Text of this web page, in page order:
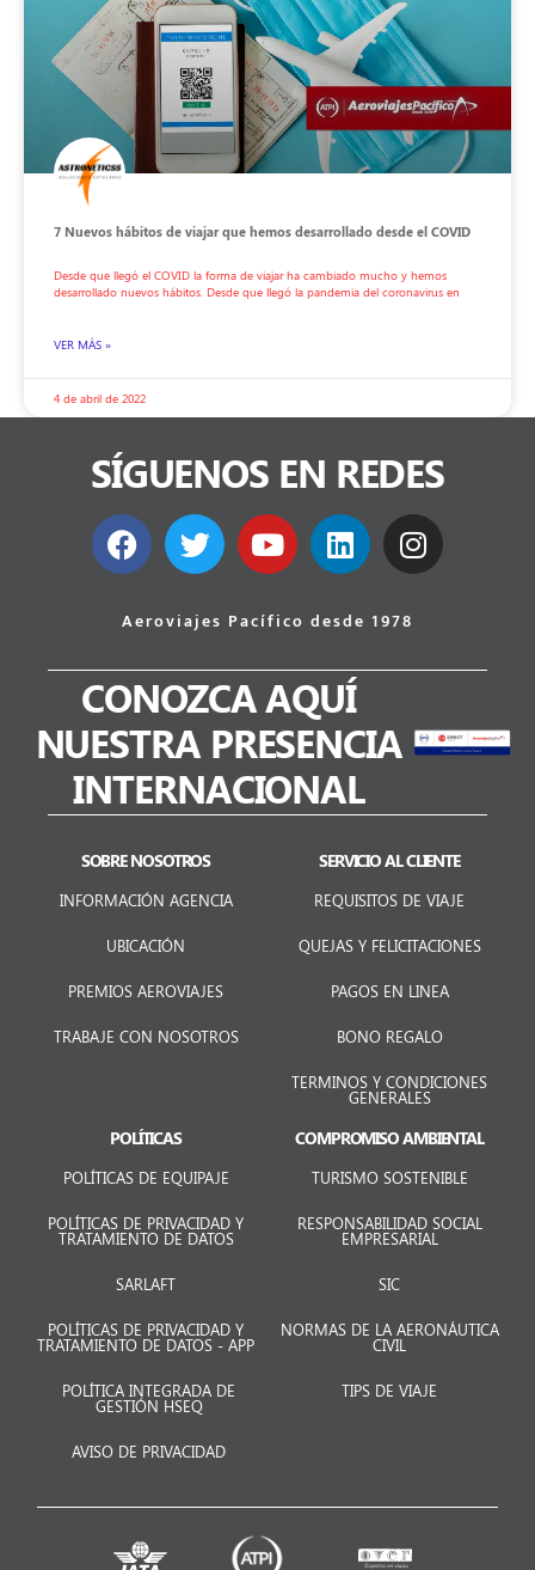
7 Nuevos hábitos de viajar que hemos desarrollado desde el COVID
Desde que llegó el COVID la forma de viajar ha cambiado mucho y hemos
desarrollado nuevos hábitos. Desde que llegó la pandemia del coronavirus en
VER MÁS »
4 de abril de 2022
SÍGUENOS EN REDES
Aeroviajes Pacífico desde 1978
CONOZCA AQUÍ
NUESTRA PRESENCIA
INTERNACIONAL
SOBRE NOSOTROS
INFORMACIÓN AGENCIA
UBICACIÓN
PREMIOS AEROVIAJES
TRABAJE CON NOSOTROS
SERVICIO AL CLIENTE
REQUISITOS DE VIAJE
QUEJAS Y FELICITACIONES
PAGOS EN LINEA
BONO REGALO
TERMINOS Y CONDICIONES
GENERALES
POLÍTICAS
POLÍTICAS DE EQUIPAJE
POLÍTICAS DE PRIVACIDAD Y
TRATAMIENTO DE DATOS
SARLAFT
POLÍTICAS DE PRIVACIDAD Y
TRATAMIENTO DE DATOS - APP
POLÍTICA INTEGRADA DE
GESTIÓN HSEQ
AVISO DE PRIVACIDAD
COMPROMISO AMBIENTAL
TURISMO SOSTENIBLE
RESPONSABILIDAD SOCIAL
EMPRESARIAL
SIC
NORMAS DE LA AERONÁUTICA
CIVIL
TIPS DE VIAJE